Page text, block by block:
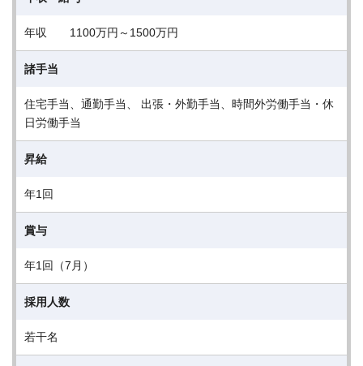
年収 1100万円～1500万円
諸手当
住宅手当、通勤手当、 出張・外勤手当、時間外労働手当・休
日労働手当
昇給
年1回
賞与
年1回（7月）
採用人数
若干名